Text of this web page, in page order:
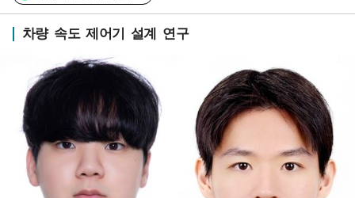
차량 속도 제어기 설계 연구